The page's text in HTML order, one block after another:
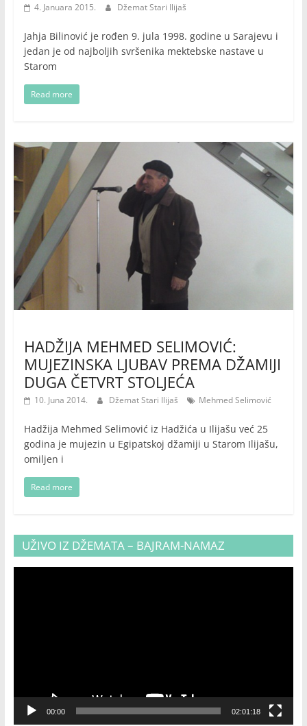
4. Januara 2015. Džemat Stari Ilijaš
Jahja Bilinović je rođen 9. jula 1998. godine u Sarajevu i
jedan je od najboljih svršenika mektebske nastave u
Starom
Read more
HADŽIJA MEHMED SELIMOVIĆ:
MUJEZINSKA LJUBAV PREMA DŽAMIJI
DUGA ČETVRT STOLJEĆA
10. Juna 2014. Džemat Stari Ilijaš Mehmed Selimović
Hadžija Mehmed Selimović iz Hadžića u Ilijašu već 25
godina je mujezin u Egipatskoj džamiji u Starom Ilijašu,
omiljen i
Read more
UŽIVO IZ DŽEMATA – BAJRAM-NAMAZ
00:00 02:01:18